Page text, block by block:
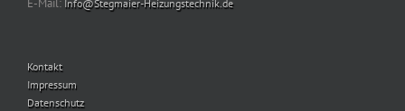
E-Mail: Info@Stegmaier-Heizungstechnik.de
Kontakt
Impressum
Datenschutz